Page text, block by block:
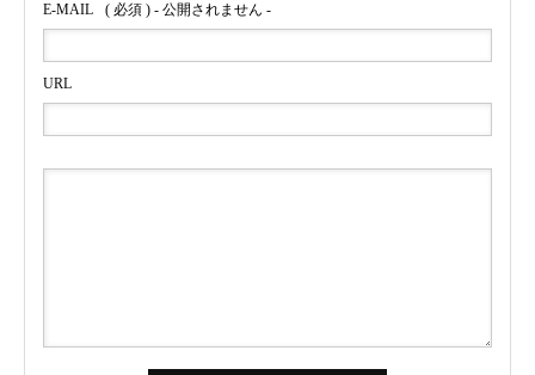
E-MAIL ( 必須 ) - 公開されません -
URL